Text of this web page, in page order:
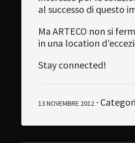
al successo di questo
Ma ARTECO non si
in una location
Stay connected!
13 NOVEMBRE 2012 ·